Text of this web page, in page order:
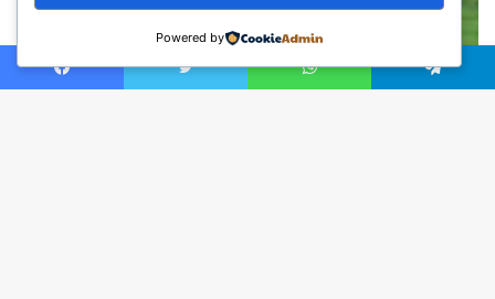
Facebook Twitter WhatsApp Telegram
Powered by